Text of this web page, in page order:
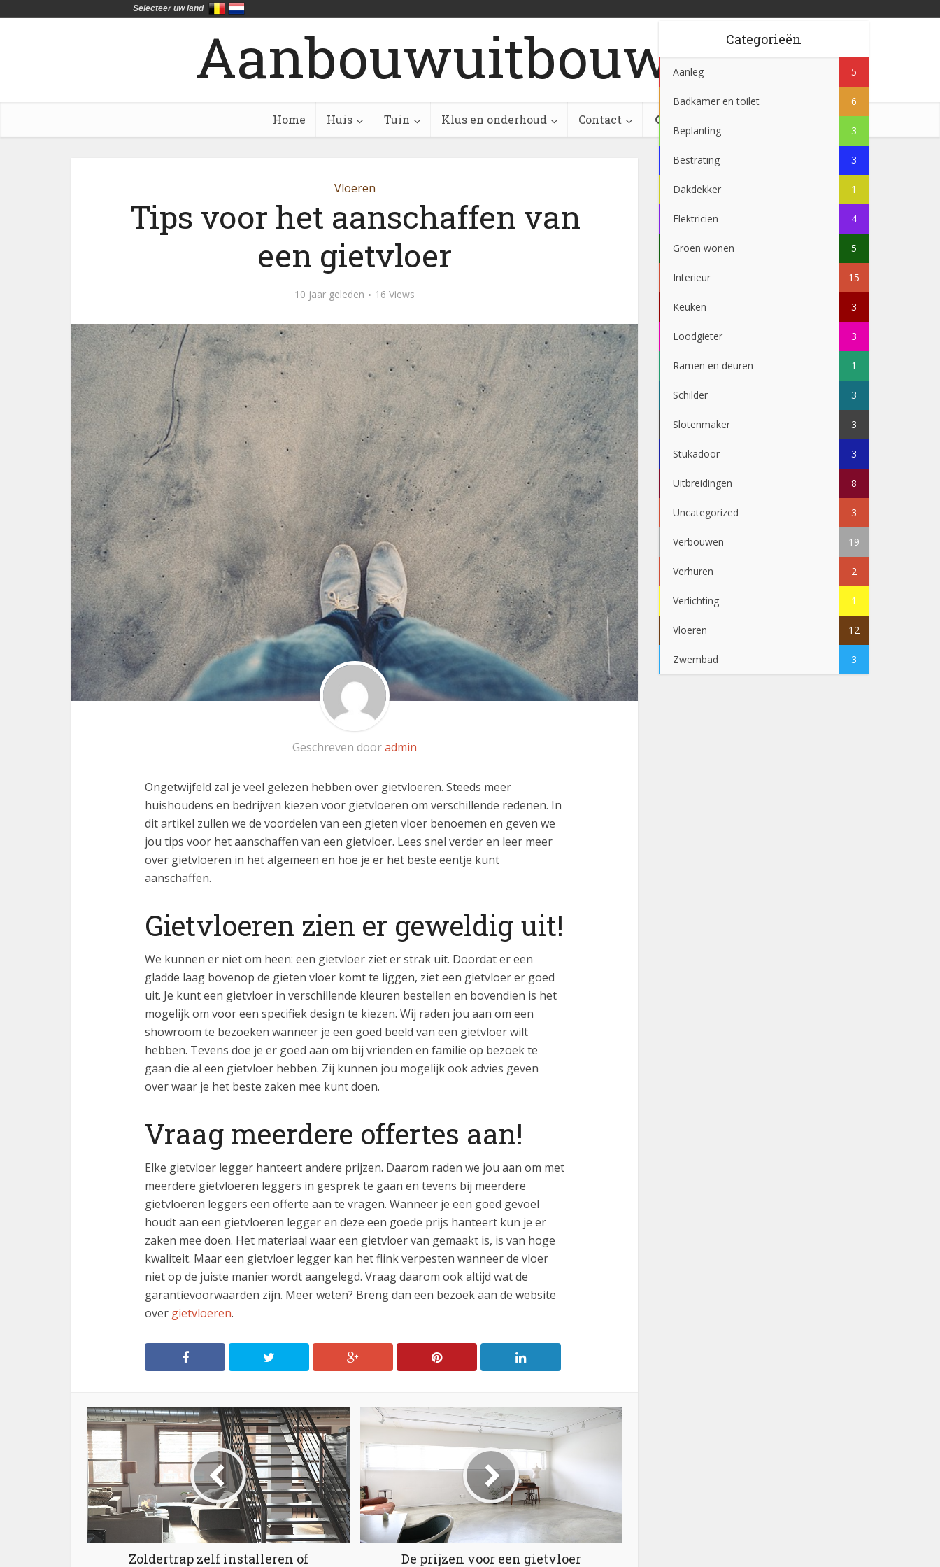
Aanbouwuitbouw.be
Home Huis Tuin Klus en onderhoud Contact
Vloeren
Tips voor het aanschaffen van
een gietvloer
10 jaar geleden 16 Views
Geschreven dooradmin
Ongetwijfeld zal je veel gelezen hebben over gietvloeren. Steeds meer
huishoudens en bedrijven kiezen voor gietvloeren om verschillende redenen. In
dit artikel zullen we de voordelen van een gieten vloer benoemen en geven we
jou tips voor het aanschaffen van een gietvloer. Lees snel verder en leer meer
over gietvloeren in het algemeen en hoe je er het beste eentje kunt
aanschaffen.
Gietvloeren zien er geweldig uit!
We kunnen er niet om heen: een gietvloer ziet er strak uit. Doordat er een
gladde laag bovenop de gieten vloer komt te liggen, ziet een gietvloer er goed
uit. Je kunt een gietvloer in verschillende kleuren bestellen en bovendien is het
mogelijk om voor een specifiek design te kiezen. Wij raden jou aan om een
showroom te bezoeken wanneer je een goed beeld van een gietvloer wilt
hebben. Tevens doe je er goed aan om bij vrienden en familie op bezoek te
gaan die al een gietvloer hebben. Zij kunnen jou mogelijk ook advies geven
over waar je het beste zaken mee kunt doen.
Vraag meerdere offertes aan!
Elke gietvloer legger hanteert andere prijzen. Daarom raden we jou aan om met
meerdere gietvloeren leggers in gesprek te gaan en tevens bij meerdere
gietvloeren leggers een offerte aan te vragen. Wanneer je een goed gevoel
houdt aan een gietvloeren legger en deze een goede prijs hanteert kun je er
zaken mee doen. Het materiaal waar een gietvloer van gemaakt is, is van hoge
kwaliteit. Maar een gietvloer legger kan het flink verpesten wanneer de vloer
niet op de juiste manier wordt aangelegd. Vraag daarom ook altijd wat de
garantievoorwaarden zijn. Meer weten? Breng dan een bezoek aan de website
over gietvloeren.
Zoldertrap zelf installeren of De prijzen voor een gietvloer
Categorieën
Aanleg 5
Badkamer en toilet 6
Beplanting 3
Bestrating 3
Dakdekker 1
Elektricien 4
Groen wonen 5
Interieur 15
Keuken 3
Loodgieter 3
Ramen en deuren 1
Schilder 3
Slotenmaker 3
Stukadoor 3
Uitbreidingen 8
Uncategorized 3
Verbouwen 19
Verhuren 2
Verlichting 1
Vloeren 12
Zwembad 3
Selecteer uw land